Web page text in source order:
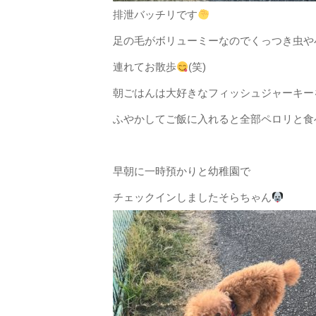
排泄バッチリです
足の毛がボリューミーなのでくっつき虫
連れてお散歩 (笑)
朝ごはんは大好きなフィッシュジャーキー
ふやかしてご飯に入れると全部ペロリと
早朝に一時預かりと幼稚園で
チェックインしましたそらちゃん